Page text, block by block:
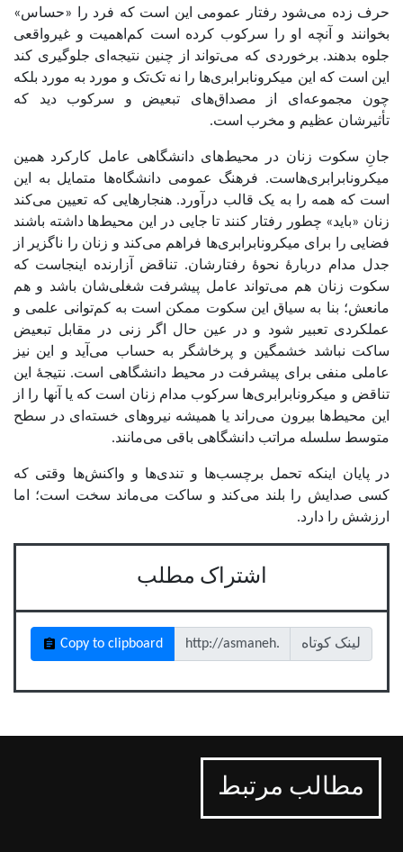
حرف زده می‌شود رفتار عمومی این است که فرد را «حساس»
بخوانند و آنچه او را سرکوب کرده است کم‌اهمیت و غیرواقعی
جلوه بدهند. برخوردی که می‌تواند از چنین نتیجه‌ای جلوگیری کند
این است که این میکرونابرابری‌ها را نه تک‌تک و مورد به مورد بلکه
چون مجموعه‌ای از مصداق‌های تبعیض و سرکوب دید که
تأثیرشان عظیم و مخرب است.
جانِ سکوت زنان در محیط‌های دانشگاهی عامل کارکرد همین
میکرونابرابری‌هاست. فرهنگ عمومی دانشگاه‌ها متمایل به این
است که همه را به یک قالب درآورد. هنجارهایی که تعیین می‌کند
زنان «باید» چطور رفتار کنند تا جایی در این محیط‌ها داشته باشند
فضایی را برای میکرونابرابری‌ها فراهم می‌کند و زنان را ناگزیر از
جدل مدام دربارۀ نحوۀ رفتارشان. تناقض آزارنده اینجاست که
سکوت زنان هم می‌تواند عامل پیشرفت شغلی‌شان باشد و هم
مانعش؛ بنا به سیاق این سکوت ممکن است به کم‌توانی علمی و
عملکردی تعبیر شود و در عین حال اگر زنی در مقابل تبعیض
ساکت نباشد خشمگین و پرخاشگر به حساب می‌آید و این نیز
عاملی منفی برای پیشرفت در محیط دانشگاهی است. نتیجۀ این
تناقض و میکرونابرابری‌ها سرکوب مدام زنان است که یا آنها را از
این محیط‌ها بیرون می‌راند یا همیشه نیروهای خسته‌ای در سطح
متوسط سلسله‌ مراتب دانشگاهی باقی می‌مانند.
در پایان اینکه تحمل برچسب‌ها و تندی‌ها و واکنش‌ها وقتی که
کسی صدایش را بلند می‌کند و ساکت می‌ماند سخت است؛ اما
ارزشش را دارد.
اشتراک مطلب
لینک کوتاه Copy to clipboard
مطالب مرتبط